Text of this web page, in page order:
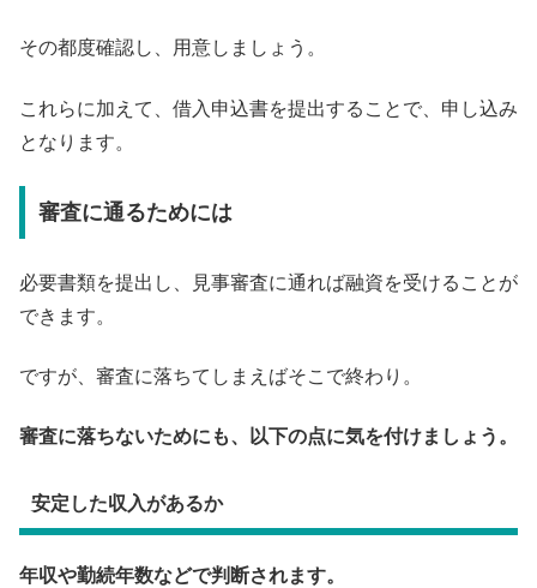
その都度確認し、用意しましょう。
これらに加えて、借入申込書を提出することで、申し込み
となります。
審査に通るためには
必要書類を提出し、見事審査に通れば融資を受けることが
できます。
ですが、審査に落ちてしまえばそこで終わり。
審査に落ちないためにも、以下の点に気を付けましょう。
安定した収入があるか
年収や勤続年数などで判断されます。